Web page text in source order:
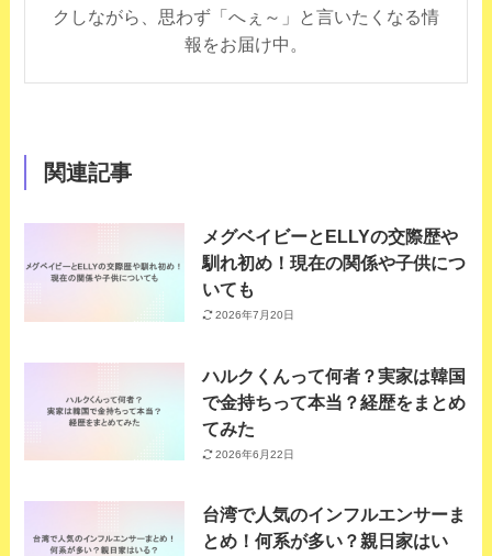
クしながら、思わず「へぇ～」と言いたくなる情
報をお届け中。
関連記事
メグベイビーとELLYの交際歴や
馴れ初め！現在の関係や子供につ
いても
2026年7月20日
ハルクくんって何者？実家は韓国
で金持ちって本当？経歴をまとめ
てみた
2026年6月22日
台湾で人気のインフルエンサーま
とめ！何系が多い？親日家はい